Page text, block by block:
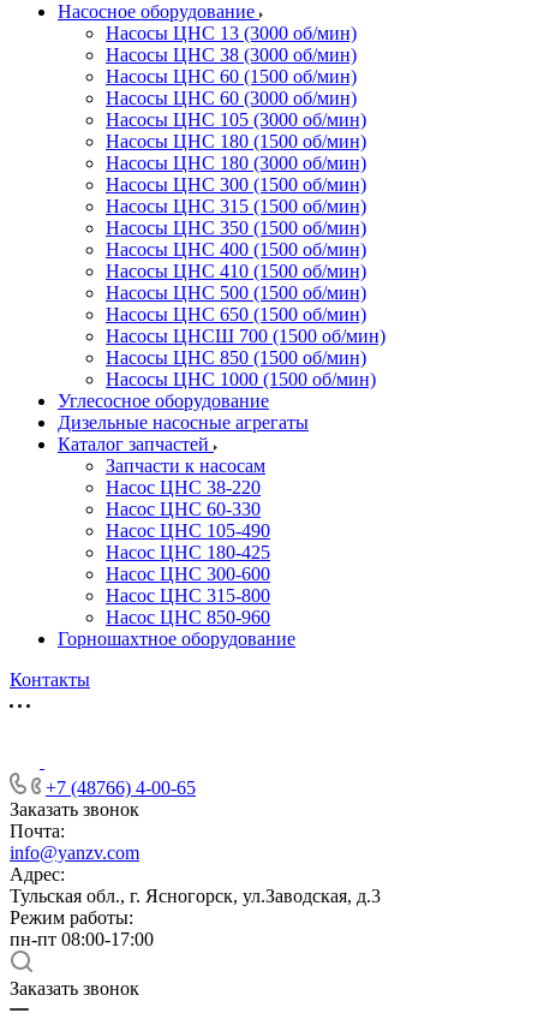
Насосное оборудование
Насосы ЦНС 13 (3000 об/мин)
Насосы ЦНС 38 (3000 об/мин)
Насосы ЦНС 60 (1500 об/мин)
Насосы ЦНС 60 (3000 об/мин)
Насосы ЦНС 105 (3000 об/мин)
Насосы ЦНС 180 (1500 об/мин)
Насосы ЦНС 180 (3000 об/мин)
Насосы ЦНС 300 (1500 об/мин)
Насосы ЦНС 315 (1500 об/мин)
Насосы ЦНС 350 (1500 об/мин)
Насосы ЦНС 400 (1500 об/мин)
Насосы ЦНС 410 (1500 об/мин)
Насосы ЦНС 500 (1500 об/мин)
Насосы ЦНС 650 (1500 об/мин)
Насосы ЦНСШ 700 (1500 об/мин)
Насосы ЦНС 850 (1500 об/мин)
Насосы ЦНС 1000 (1500 об/мин)
Углесосное оборудование
Дизельные насосные агрегаты
Каталог запчастей
Запчасти к насосам
Насос ЦНС 38-220
Насос ЦНС 60-330
Насос ЦНС 105-490
Насос ЦНС 180-425
Насос ЦНС 300-600
Насос ЦНС 315-800
Насос ЦНС 850-960
Горношахтное оборудование
Контакты
+7 (48766) 4-00-65
Заказать звонок
Почта:
info@yanzv.com
Адрес:
Тульская обл., г. Ясногорск, ул.Заводская, д.3
Режим работы:
пн-пт 08:00-17:00
Заказать звонок